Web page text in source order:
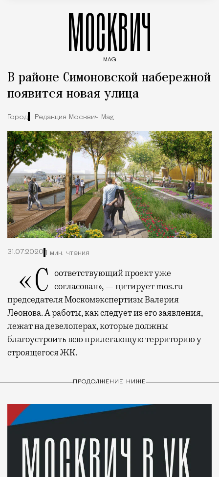
МОСКВИЧ
MAG
В районе Симоновской набережной
появится новая улица
Город Редакция Москвич Mag
31.07.2020 1 мин. чтения
«Соответствующий проект уже согласован», — цитирует mos.ru
председателя Москомэкспертизы Валерия
Леонова. А работы, как следует из его заявления,
лежат на девелоперах, которые должны
благоустроить всю прилегающую территорию у
строящегося ЖК.
ПРОДОЛЖЕНИЕ НИЖЕ